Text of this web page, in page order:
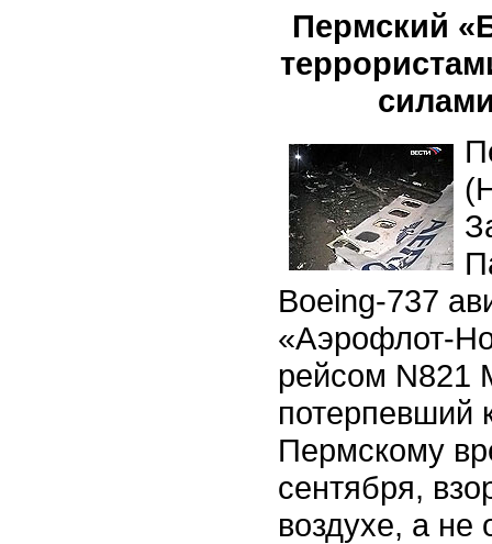
Пермский
Boeing-737
«Аэрофлот-
рейсом N821
потерпевший
Пермскому
сентября,
воздухе, а не